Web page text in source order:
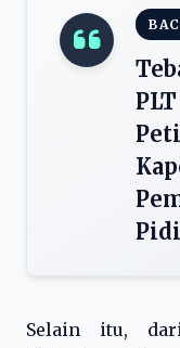
Selain itu,